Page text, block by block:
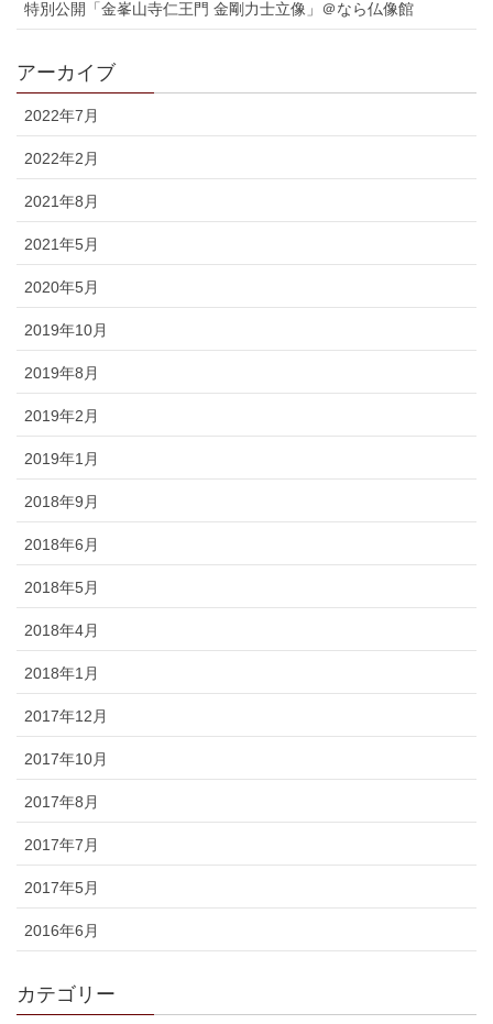
特別公開「金峯山寺仁王門 金剛力士立像」＠なら仏像館
アーカイブ
2022年7月
2022年2月
2021年8月
2021年5月
2020年5月
2019年10月
2019年8月
2019年2月
2019年1月
2018年9月
2018年6月
2018年5月
2018年4月
2018年1月
2017年12月
2017年10月
2017年8月
2017年7月
2017年5月
2016年6月
カテゴリー